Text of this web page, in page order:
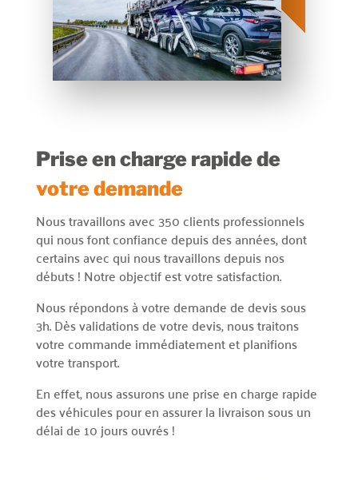
Prise en charge rapide de
votre demande
Nous travaillons avec 350 clients professionnels
qui nous font confiance depuis des années, dont
certains avec qui nous travaillons depuis nos
débuts ! Notre objectif est votre satisfaction.
Nous répondons à votre demande de devis sous
3h. Dès validations de votre devis, nous traitons
votre commande immédiatement et planifions
votre transport.
En effet, nous assurons une prise en charge rapide
des véhicules pour en assurer la livraison sous un
délai de 10 jours ouvrés !